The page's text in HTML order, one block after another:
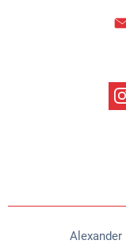
Alexander